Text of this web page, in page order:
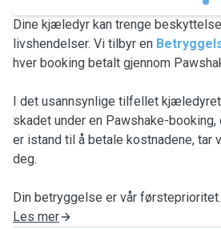
Dine kjæledyr kan trenge
livshendelser. Vi tilbyr en
hver booking betalt gjennom
I det usannsynlige tilfellet
skadet under en Pawshake-
er istand til å betale kostnadene, tar
deg.
Din betryggelse er vår førsteprioritet.
Les mer